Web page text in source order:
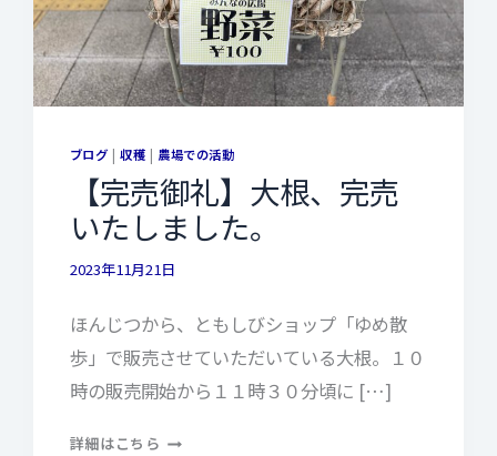
ブログ |収穫 | 農場での活動
【完売御礼】大根、完売
いたしました。
2023年11月21日
ほんじつから、ともしびショップ「ゆめ散
歩」で販売させていただいている大根。１０
時の販売開始から１１時３０分頃に […]
詳細はこちら 【完